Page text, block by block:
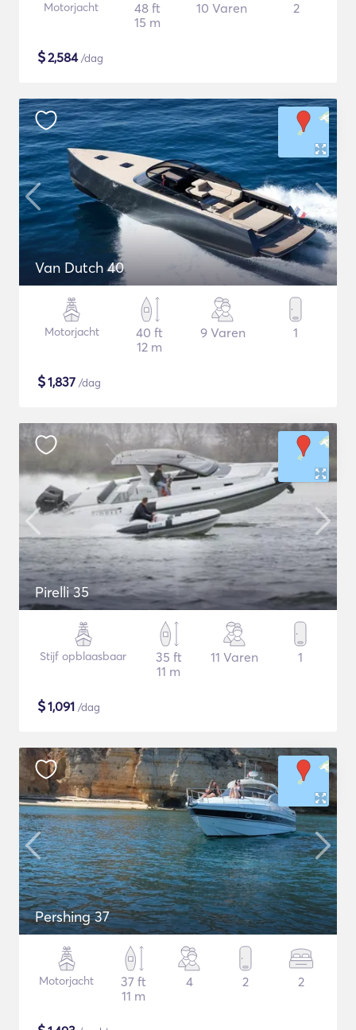
Motorjacht
48 ft
15 m
10 Varen 2
$2,584/dag
Van Dutch 40
Motorjacht
40 ft
12 m
9 Varen 1
$1,837 /dag
Pirelli 35
Stijf opblaasbaar
35 ft
11 m
11 Varen 1
$1,091 /dag
Pershing 37
Motorjacht
37 ft
11 m
4 2 2